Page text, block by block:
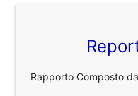
Rapporto Composto